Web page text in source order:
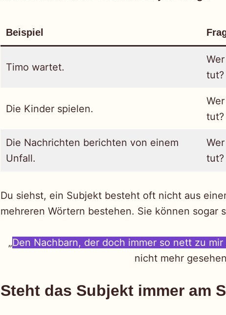
Beispiel
Timo wartet.
tut?
Die Kinder spielen.
tut?
Die Nachrichten berichten von einem
Unfall.
tut?
Du siehst, ein Subjekt besteht oft nicht aus
mehreren Wörtern bestehen. Sie können sogar
„Den Nachbarn, der doch immer so nett zu mir
nicht mehr
Steht das Subjekt immer am